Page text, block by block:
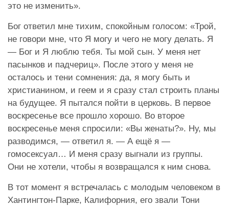
это не изменить».
Бог ответил мне тихим, спокойным голосом: «Трой,
не говори мне, что Я могу и чего не могу делать. Я
— Бог и Я люблю тебя. Ты мой сын. У меня нет
пасынков и падчериц». После этого у меня не
осталось и тени сомнения: да, я могу быть и
христианином, и геем и я сразу стал строить планы
на будущее. Я пытался пойти в церковь. В первое
воскресенье все прошло хорошо. Во второе
воскресенье меня спросили: «Вы женаты?». Ну, мы
разводимся, — ответил я. — А ещё я —
гомосексуал… И меня сразу выгнали из группы.
Они не хотели, чтобы я возвращался к ним снова.
В тот момент я встречалась с молодым человеком в
Хантингтон-Парке, Калифорния, его звали Тони